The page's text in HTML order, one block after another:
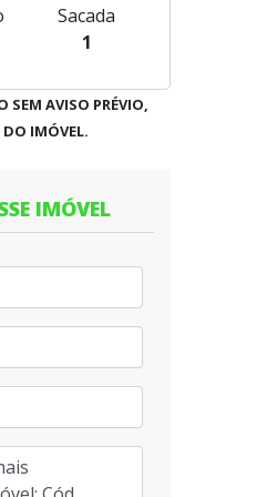
Sacada
1
SEM AVISO PRÉVIO,
IMÓVEL.
IMÓVEL